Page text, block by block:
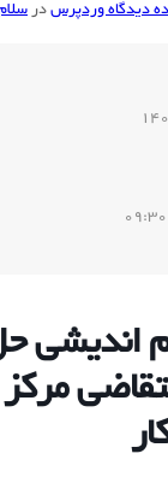
دیدگاه وردپرس در
اندیشی
مرکز